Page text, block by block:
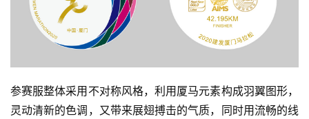
参赛服整体采用不对称风格，利用厦马元素构成羽翼图形，
灵动清新的色调，又带来展翅搏击的气质，同时用流畅的线